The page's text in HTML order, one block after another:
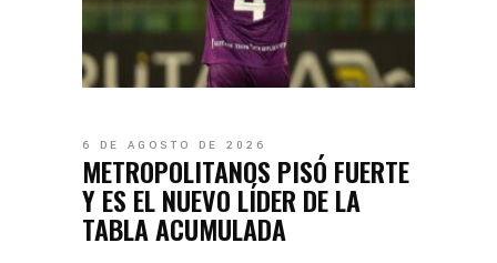
6 DE AGOSTO DE 2026
METROPOLITANOS PISÓ FUERTE
Y ES EL NUEVO LÍDER DE LA
TABLA ACUMULADA